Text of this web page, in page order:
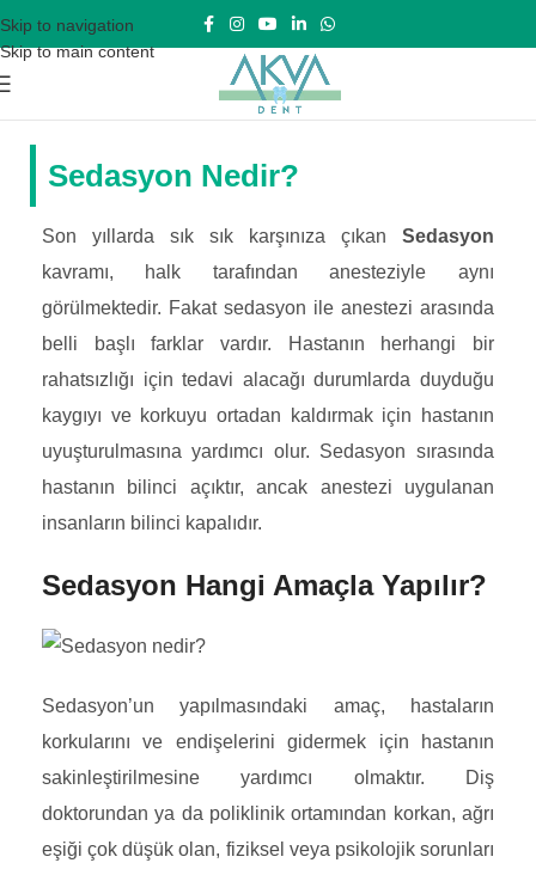
Skip to navigation
Skip to main content
Sedasyon Nedir?
Son yıllarda sık sık karşınıza çıkan Sedasyon
kavramı, halk tarafından anesteziyle aynı
görülmektedir. Fakat sedasyon ile anestezi arasında
belli başlı farklar vardır. Hastanın herhangi bir
rahatsızlığı için tedavi alacağı durumlarda duyduğu
kaygıyı ve korkuyu ortadan kaldırmak için hastanın
uyuşturulmasına yardımcı olur. Sedasyon sırasında
hastanın bilinci açıktır, ancak anestezi uygulanan
insanların bilinci kapalıdır.
Sedasyon Hangi Amaçla Yapılır?
Sedasyon’un yapılmasındaki amaç, hastaların
korkularını ve endişelerini gidermek için hastanın
sakinleştirilmesine yardımcı olmaktır. Diş
doktorundan ya da poliklinik ortamından korkan, ağrı
eşiği çok düşük olan, fiziksel veya psikolojik sorunları